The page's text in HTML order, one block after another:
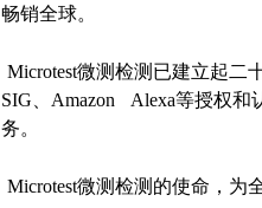
畅销全球。
Microtest微测检测已建立起二
SIG、Amazon Alexa等授权和
务。
Microtest微测检测的使命，为